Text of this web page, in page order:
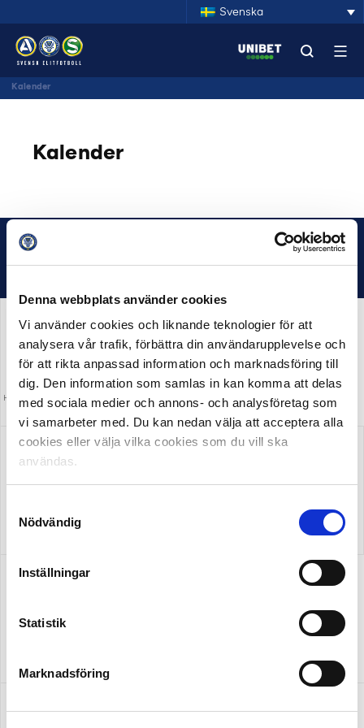
Denna webbplats använder cookies
Vi använder cookies och liknande teknologier för att
analysera vår trafik, förbättra din användarupplevelse och
för att rikta anpassad information och marknadsföring till
dig. Den information som samlas in kan komma att delas
med sociala medier och annons- och analysföretag som
vi samarbeter med. Du kan nedan välja att acceptera alla
cookies eller välja vilka cookies som du vill ska
användas.
Nödvändig
Inställningar
Statistik
Marknadsföring
Svenska
Kalender
Kalender
HUVUDPARTNER OCH PRESENTING PARTNER
ALLSVENSKAN
MEDIAPARTNER